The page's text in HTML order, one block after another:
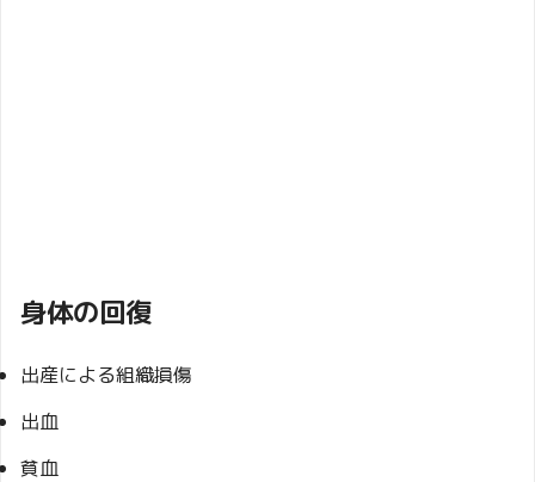
身体の回復
出産による組織損傷
出血
貧血